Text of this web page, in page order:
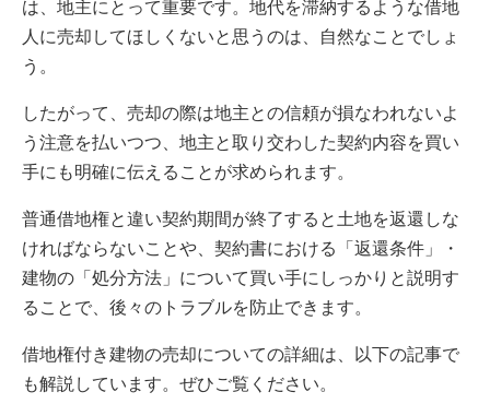
は、地主にとって重要です。地代を滞納するような借地
人に売却してほしくないと思うのは、自然なことでしょ
う。
したがって、売却の際は地主との信頼が損なわれないよ
う注意を払いつつ、地主と取り交わした契約内容を買い
手にも明確に伝えることが求められます。
普通借地権と違い契約期間が終了すると土地を返還しな
ければならないことや、契約書における「返還条件」・
建物の「処分方法」について買い手にしっかりと説明す
ることで、後々のトラブルを防止できます。
借地権付き建物の売却についての詳細は、以下の記事で
も解説しています。ぜひご覧ください。